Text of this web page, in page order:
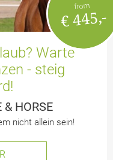
from
€ 445,-
Warte
- steig
HORSE
nicht allein sein!